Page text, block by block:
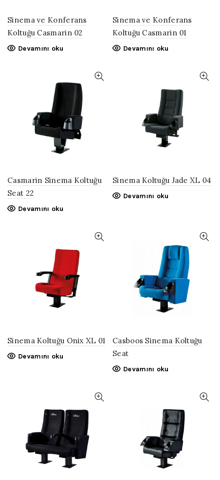
Sinema ve Konferans
Koltuğu Casmarin 02
Devamını oku
Sinema ve Konferans
Koltuğu Casmarin 01
Devamını oku
Casmarin Sinema Koltuğu
Seat 22
Devamını oku
Sinema Koltuğu Jade XL 04
Devamını oku
Sinema Koltuğu Onix XL 01
Devamını oku
Casboos Sinema Koltuğu
Seat
Devamını oku